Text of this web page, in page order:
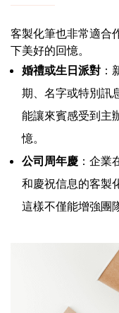
客製化筆也非常適合
下美好的回憶。
婚禮或生日派對 ：
期、名字或特別訊
能讓來賓感受到主
憶。
公司周年慶 ：企
和慶祝信息的客製
這樣不僅能增強團